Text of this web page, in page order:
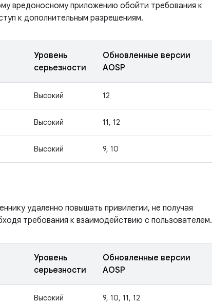
вредоносному приложению обойти требования к
к дополнительным разрешениям.
Уровень
серьезности
Обновленные версии
AOSP
Высокий 12
Высокий 11, 12
Высокий 9, 10
удаленно повышать привилегии, не получая
требования к взаимодействию с пользователем.
Уровень
серьезности
Обновленные версии
AOSP
Высокий 9, 10, 11, 12